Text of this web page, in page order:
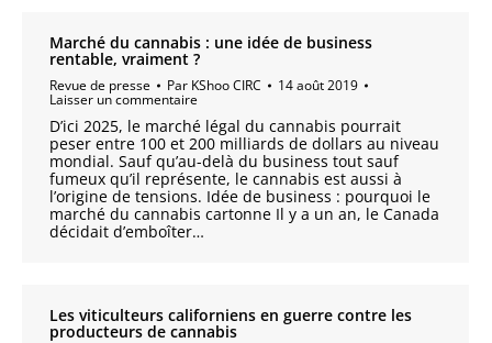
Marché du cannabis : une idée de business
rentable, vraiment ?
Revue de presse Par KShoo CIRC 14 août 2019
Laisser un commentaire
D’ici 2025, le marché légal du cannabis pourrait
peser entre 100 et 200 milliards de dollars au niveau
mondial. Sauf qu’au-delà du business tout sauf
fumeux qu’il représente, le cannabis est aussi à
l’origine de tensions. Idée de business : pourquoi le
marché du cannabis cartonne Il y a un an, le Canada
décidait d’emboîter…
Les viticulteurs californiens en guerre contre les
producteurs de cannabis